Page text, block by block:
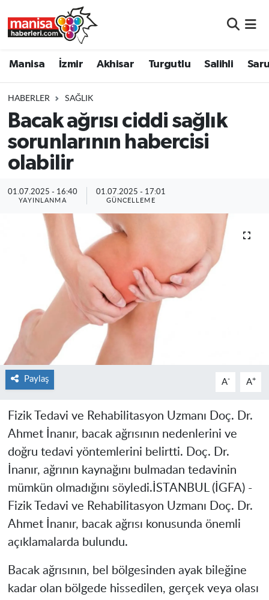
Manisa İzmir Akhisar Turgutlu Salihli
HABERLER SAĞLIK
Bacak ağrısı ciddi sağlık
sorunlarının habercisi
olabilir
01.07.2025 - 16:40
YAYINLANMA
01.07.2025 - 17:01
GÜNCELLEME
Paylaş A- A+
Fizik Tedavi ve Rehabilitasyon Uzmanı Doç. Dr.
Ahmet İnanır, bacak ağrısının nedenlerini ve
doğru tedavi yöntemlerini belirtti. Doç. Dr.
İnanır, ağrının kaynağını bulmadan tedavinin
mümkün olmadığını söyledi. İSTANBUL (İGFA) -
Fizik Tedavi ve Rehabilitasyon Uzmanı Doç. Dr.
Ahmet İnanır, bacak ağrısı konusunda önemli
açıklamalarda bulundu.
Bacak ağrısının, bel bölgesinden ayak bileğine
kadar olan bölgede hissedilen, gerçek veya olası
Turgutlu
Salihli
Saruhanlı
Soma
Resmi İlanlar
Manisa Nöbetçi Eczaneler
Manisa Trafik Yoğunluk Haritası
Süper Lig Puan Durumu ve Fikstür
Tüm Manşetler
Son Dakika Haberleri
Haber Arşivi